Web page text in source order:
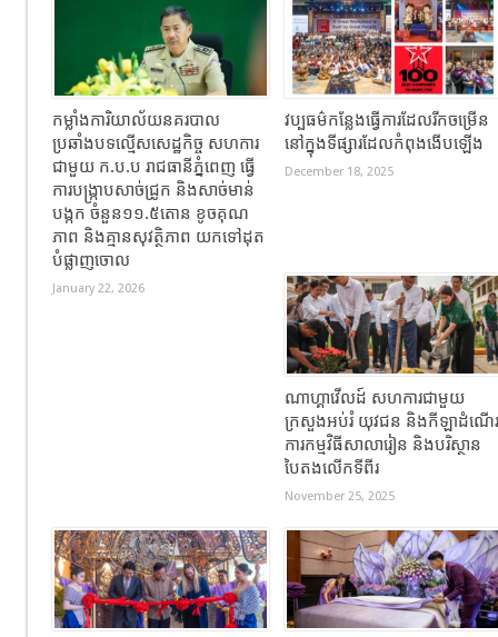
កម្លាំងការិយាល័យនគរបាល
ប្រឆាំងបទល្មើសសេដ្ឋកិច្ច សហការ
ជាមួយ ក.ប.ប រាជធានីភ្នំពេញ ធ្វើ
ការបង្ក្រាបសាច់ជ្រូក និងសាច់មាន់
បង្កក ចំនួន១១.៥តោន ខូចគុណ
ភាព និងគ្មានសុវត្ថិភាព យកទៅដុត
បំផ្លាញចោល
January 22, 2026
វប្បធម៌កន្លែងធ្វើការដែលរីកចម្រើន
នៅក្នុងទីផ្សារដែលកំពុងងើបឡើង
December 18, 2025
ណាហ្គាវើលដ៍ សហការជាមួយ
ក្រសួងអប់រំ យុវជន និងកីឡាដំណើរ
ការកម្មវិធីសាលារៀន និងបរិស្ថាន
បៃតងលើកទីពីរ
November 25, 2025